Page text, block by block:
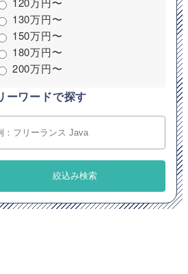
130万円〜
150万円〜
180万円〜
200万円〜
ーワードで探す